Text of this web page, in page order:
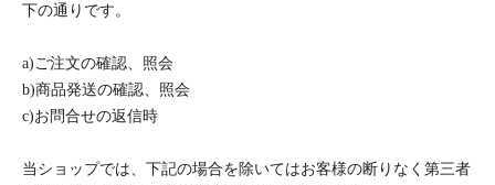
下の通りです。
a)ご注文の確認、照会
b)商品発送の確認、照会
c)お問合せの返信時
当ショップでは、下記の場合を除いてはお客様の断りなく第三者